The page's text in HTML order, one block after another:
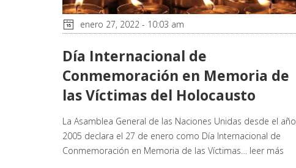
enero 27, 2022 - 10:03 am
Día Internacional de
Conmemoración en Memoria de
las Víctimas del Holocausto
La Asamblea General de las Naciones Unidas desde el año
2005 declara el 27 de enero como Día Internacional de
Conmemoración en Memoria de las Víctimas… leer más